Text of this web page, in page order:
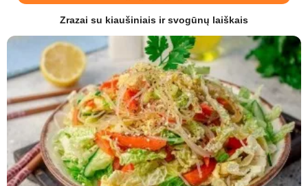
Zrazai su kiaušiniais ir svogūnų laiškais